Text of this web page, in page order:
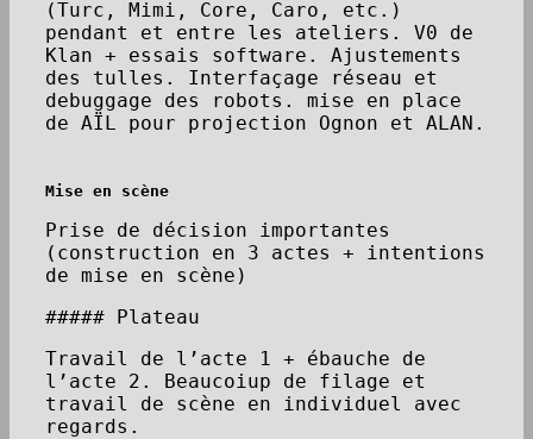
(Turc, Mimi, Core, Caro, etc.)
pendant et entre les ateliers. V0 de
Klan + essais software. Ajustements
des tulles. Interfaçage réseau et
debuggage des robots. mise en place
de AÏL pour projection Ognon et ALAN.
Mise en scène
Prise de décision importantes
(construction en 3 actes + intentions
de mise en scène)
##### Plateau
Travail de l’acte 1 + ébauche de
l’acte 2. Beaucoiup de filage et
travail de scène en individuel avec
regards.